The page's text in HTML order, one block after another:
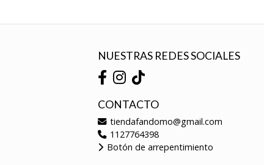
NUESTRAS REDES SOCIALES
CONTACTO
tiendafandomo@gmail.com
1127764398
Botón de arrepentimiento